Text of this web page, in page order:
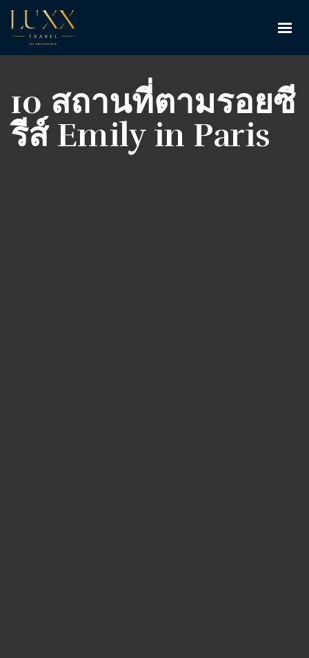
10 สถานที่ตามรอยซี
รีส์ Emily in Paris